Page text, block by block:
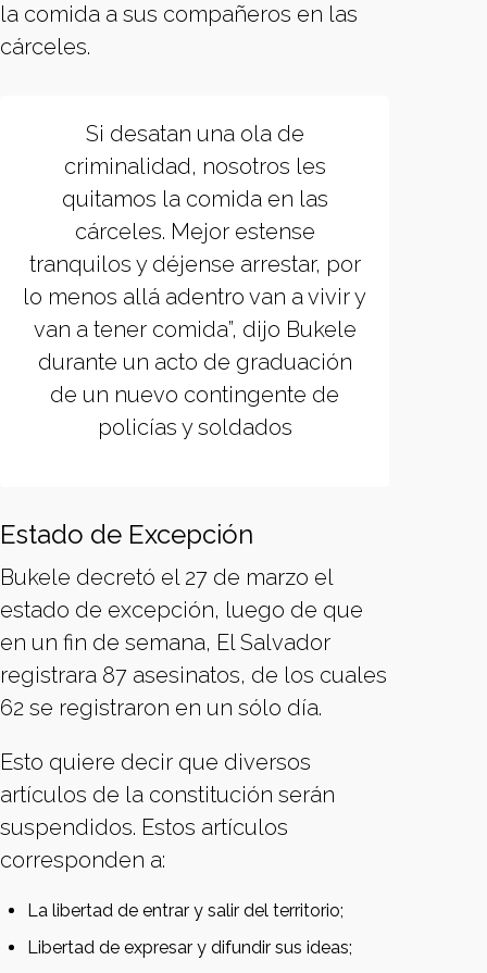
la comida a sus compañeros en las
cárceles.
Si desatan una ola de
criminalidad, nosotros les
quitamos la comida en las
cárceles. Mejor estense
tranquilos y déjense arrestar, por
lo menos allá adentro van a vivir y
van a tener comida”, dijo Bukele
durante un acto de graduación
de un nuevo contingente de
policías y soldados
Estado de Excepción
Bukele decretó el 27 de marzo el
estado de excepción, luego de que
en un fin de semana, El Salvador
registrara 87 asesinatos, de los cuales
62 se registraron en un sólo día.
Esto quiere decir que diversos
artículos de la constitución serán
suspendidos. Estos artículos
corresponden a:
La libertad de entrar y salir del territorio;
Libertad de expresar y difundir sus ideas;